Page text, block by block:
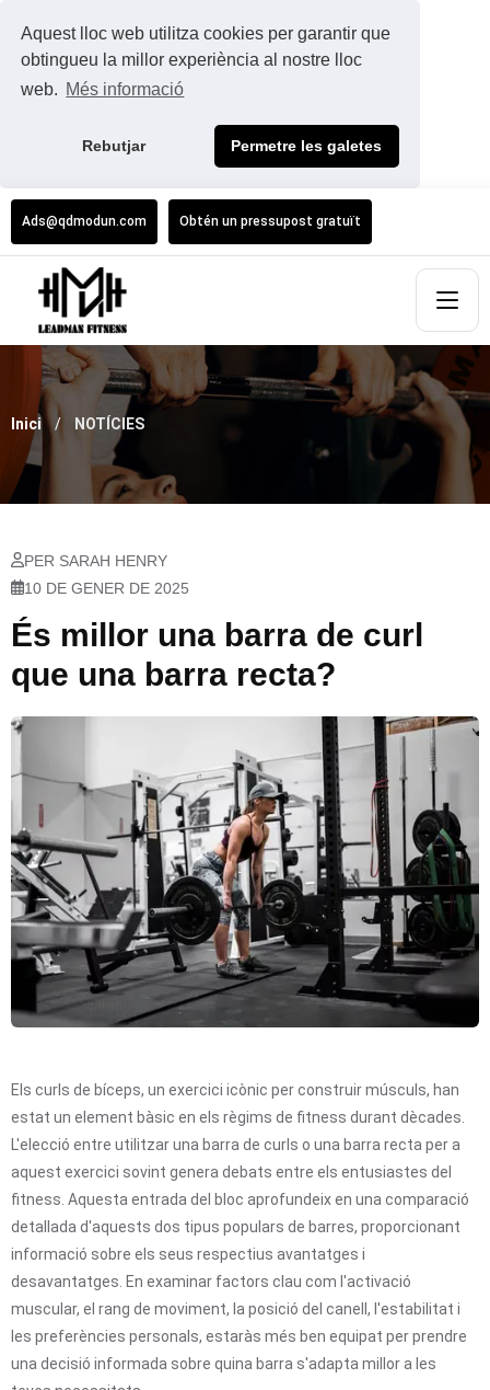
Aquest lloc web utilitza cookies per garantir que
obtingueu la millor experiència al nostre lloc
web. Més informació
Rebutjar Permetre les galetes
Ads@qdmodun.com Obtén un pressupost gratuït
Inici NOTÍCIES
PER SARAH HENRY
10 DE GENER DE 2025
És millor una barra de curl
que una barra recta?
Els curls de bíceps, un exercici icònic per construir músculs, han
estat un element bàsic en els règims de fitness durant dècades.
L'elecció entre utilitzar una barra de curls o una barra recta per a
aquest exercici sovint genera debats entre els entusiastes del
fitness. Aquesta entrada del bloc aprofundeix en una comparació
detallada d'aquests dos tipus populars de barres, proporcionant
informació sobre els seus respectius avantatges i
desavantatges. En examinar factors clau com l'activació
muscular, el rang de moviment, la posició del canell, l'estabilitat i
les preferències personals, estaràs més ben equipat per prendre
una decisió informada sobre quina barra s'adapta millor a les